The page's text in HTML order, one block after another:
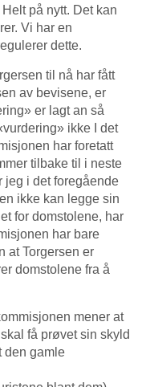
på nytt. Det kan
Vi har en
dette.
til nå har fått
av bevisene, er
er lagt an så
ikke I det
har foretatt
tilbake til i neste
jeg i det foregående
ikke kan legge sin
for domstolene, har
har bare
at Torgersen er
domstolene fra å
mener at
få prøvet sin skyld
den gamle